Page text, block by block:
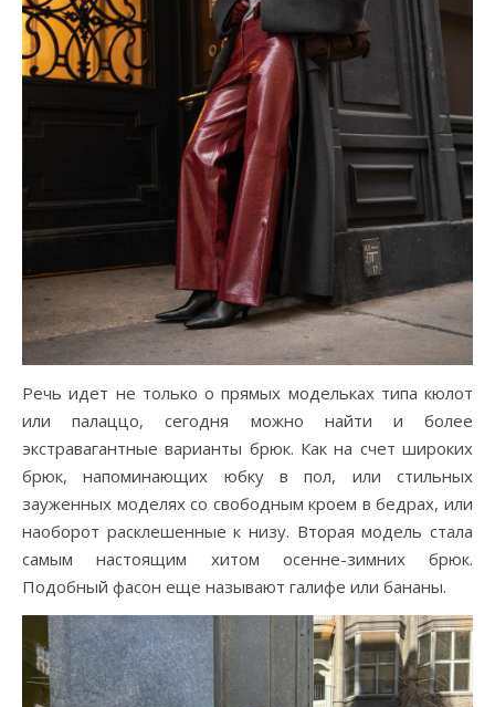
Речь идет не только о прямых модельках типа кюлот
или палаццо, сегодня можно найти и более
экстравагантные варианты брюк. Как на счет широких
брюк, напоминающих юбку в пол, или стильных
зауженных моделях со свободным кроем в бедрах, или
наоборот расклешенные к низу. Вторая модель стала
самым настоящим хитом осенне-зимних брюк.
Подобный фасон еще называют галифе или бананы.